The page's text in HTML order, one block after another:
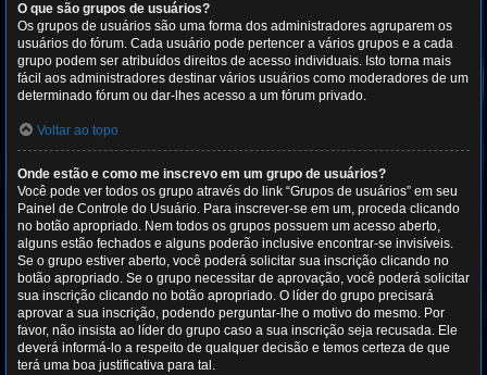
O que são grupos de usuários?
Os grupos de usuários são uma forma dos administradores agruparem os
usuários do fórum. Cada usuário pode pertencer a vários grupos e a cada
grupo podem ser atribuídos direitos de acesso individuais. Isto torna mais
fácil aos administradores destinar vários usuários como moderadores de um
determinado fórum ou dar-lhes acesso a um fórum privado.
Voltar ao topo
Onde estão e como me inscrevo em um grupo de usuários?
Você pode ver todos os grupo através do link “Grupos de usuários” em seu
Painel de Controle do Usuário. Para inscrever-se em um, proceda clicando
no botão apropriado. Nem todos os grupos possuem um acesso aberto,
alguns estão fechados e alguns poderão inclusive encontrar-se invisíveis.
Se o grupo estiver aberto, você poderá solicitar sua inscrição clicando no
botão apropriado. Se o grupo necessitar de aprovação, você poderá solicitar
sua inscrição clicando no botão apropriado. O líder do grupo precisará
aprovar a sua inscrição, podendo perguntar-lhe o motivo do mesmo. Por
favor, não insista ao líder do grupo caso a sua inscrição seja recusada. Ele
deverá informá-lo a respeito de qualquer decisão e temos certeza de que
terá uma boa justificativa para tal.